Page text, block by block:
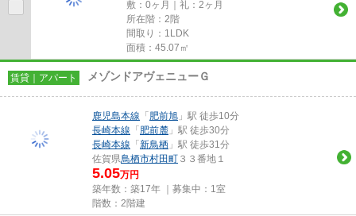
敷：0ヶ月｜礼：2ヶ月
所在階：2階
間取り：1LDK
面積：45.07㎡
賃貸｜アパート メゾンドアヴェニューＧ
鹿児島本線 「肥前旭 」駅 徒歩10分
長崎本線 「肥前麓 」駅 徒歩30分
長崎本線 「新鳥栖 」駅 徒歩31分
佐賀県鳥栖市村田町 ３３番地１
5.05万円
築年数：築17年 ｜募集中： 1室
階数：2階建